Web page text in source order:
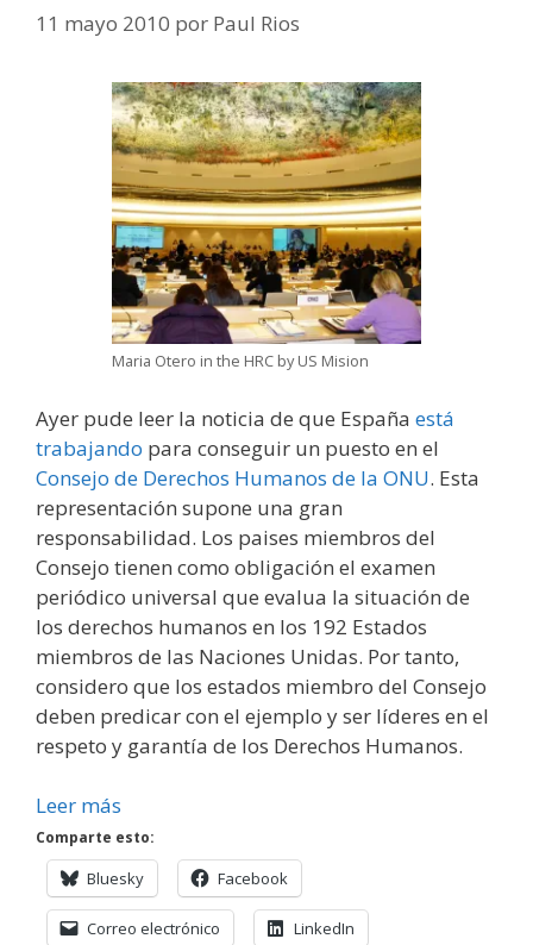
11 mayo 2010 por Paul Rios
Maria Otero in the HRC by US Mision
Ayer pude leer la noticia de que España está
trabajando para conseguir un puesto en el
Consejo de Derechos Humanos de la ONU. Esta
representación supone una gran
responsabilidad. Los paises miembros del
Consejo tienen como obligación el examen
periódico universal que evalua la situación de
los derechos humanos en los 192 Estados
miembros de las Naciones Unidas. Por tanto,
considero que los estados miembro del Consejo
deben predicar con el ejemplo y ser líderes en el
respeto y garantía de los Derechos Humanos.
Leer más
Comparte esto:
Bluesky Facebook
Correo electrónico LinkedIn